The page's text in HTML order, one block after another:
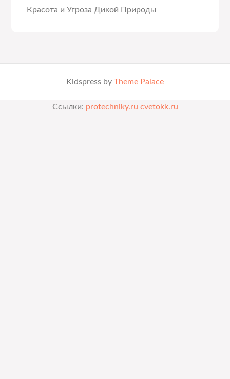
Красота и Угроза Дикой Природы
Kidspress by Theme Palace
Ссылки: protechniky.ru cvetokk.ru